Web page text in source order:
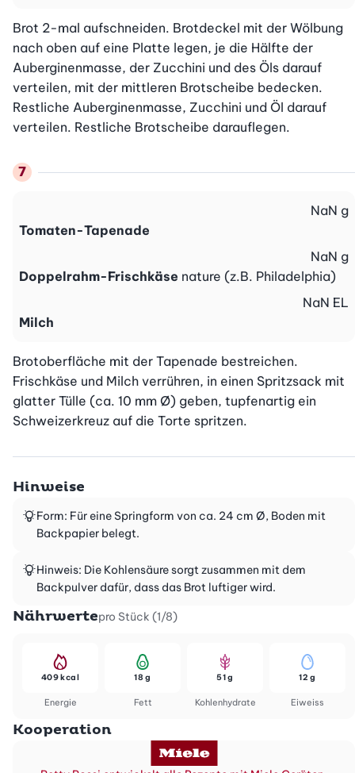
Brot 2-mal aufschneiden. Brotdeckel mit der Wölbung
nach oben auf eine Platte legen, je die Hälfte der
Auberginenmasse, der Zucchini und des Öls darauf
verteilen, mit der mittleren Brotscheibe bedecken.
Restliche Auberginenmasse, Zucchini und Öl darauf
verteilen. Restliche Brotscheibe darauflegen.
Tomaten-Tapenade
NaN g
Doppelrahm-Frischkäse nature (z.B. Philadelphia)
NaN g
Milch
NaN EL
Brotoberfläche mit der Tapenade bestreichen.
Frischkäse und Milch verrühren, in einen Spritzsack mit
glatter Tülle (ca. 10 mm Ø) geben, tupfenartig ein
Schweizerkreuz auf die Torte spritzen.
Hinweise
Form: Für eine Springform von ca. 24 cm Ø, Boden mit
Backpapier belegt.
Hinweis: Die Kohlensäure sorgt zusammen mit dem
Backpulver dafür, dass das Brot luftiger wird.
Nährwertepro Stück (1/8)
Energie
409 kcal
Fett
18 g
Kohlenhydrate
51 g
Eiweiss
12 g
Kooperation